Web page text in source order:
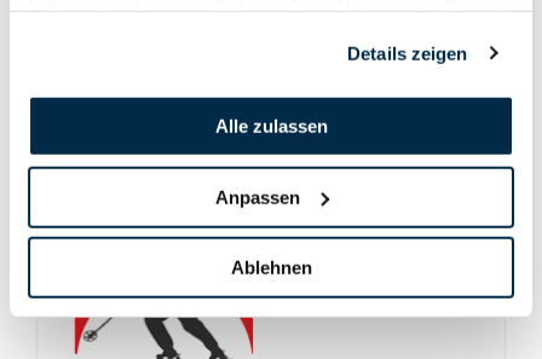
Details zeigen
Alle zulassen
Anpassen
Ablehnen